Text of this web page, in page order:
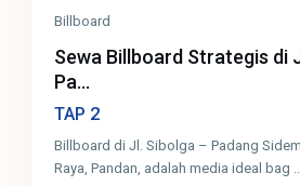
Billboard
Sewa Billboard Strategis di
Pa...
TAP 2
Billboard di Jl. Sibolga – Padang
Raya, Pandan, adalah media ideal bag